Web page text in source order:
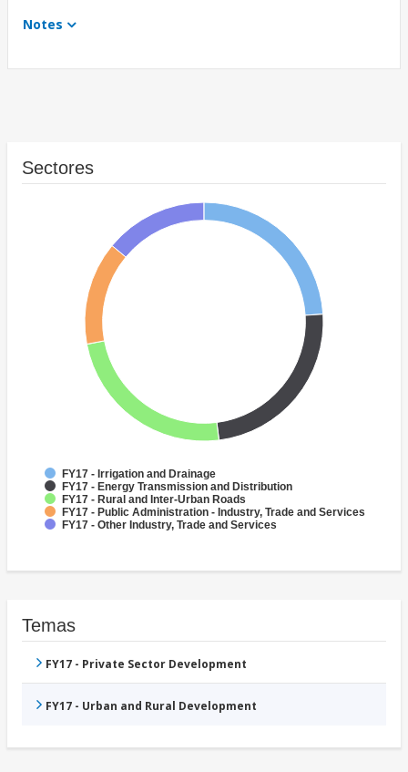
Notes
Sectores
FY17 - Irrigation and Drainage
FY17 - Energy Transmission and Distribution
FY17 - Rural and Inter-Urban Roads
FY17 - Public Administration - Industry, Trade and Services
FY17 - Other Industry, Trade and Services
Temas
FY17 - Private Sector Development
FY17 - Urban and Rural Development